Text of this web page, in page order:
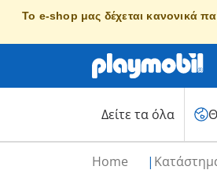
Το e-shop μας δέχεται κανονικά
Δείτε τα όλα
Home